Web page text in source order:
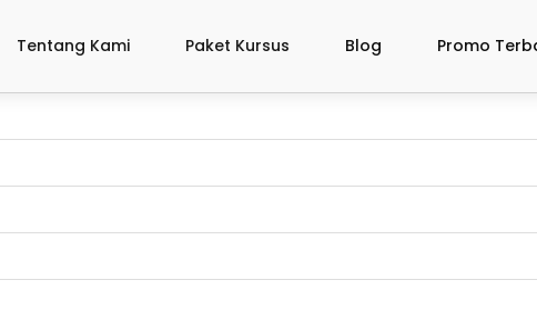
Tentang Kami Paket Kursus Blog Promo